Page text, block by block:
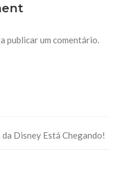
publicar um comentário.
Disney Está Chegando!